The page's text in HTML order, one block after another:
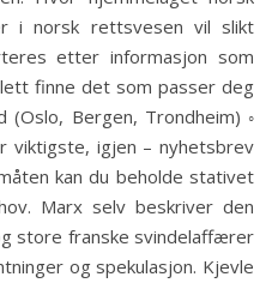
i norsk rettsvesen vil slikt
etter informasjon som
finne det som passer deg
Bergen, Trondheim) ◦
viktigste, igjen – nyhetsbrev
kan du beholde stativet
Marx selv beskriver den
store franske svindelaffærer
og spekulasjon. Kjevle